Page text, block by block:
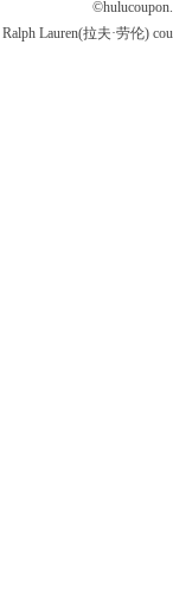
©
Ralph Lauren(拉夫·劳伦)